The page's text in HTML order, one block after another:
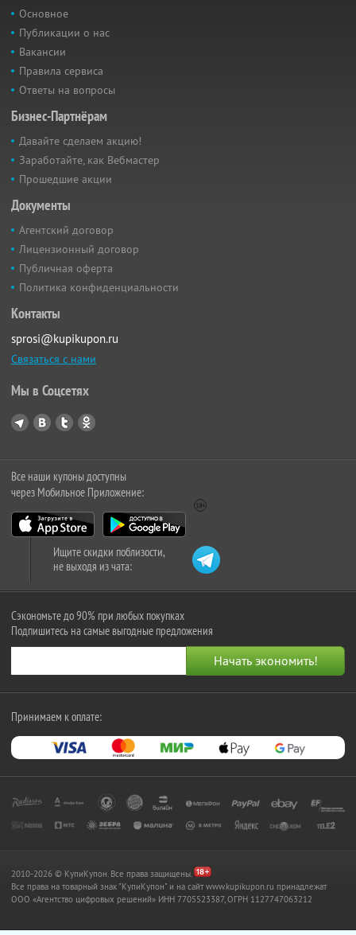
Основное
Публикации о нас
Вакансии
Правила сервиса
Ответы на вопросы
Бизнес-Партнёрам
Давайте сделаем акцию!
Заработайте, как Вебмастер
Прошедшие акции
Документы
Агентский договор
Лицензионный договор
Публичная оферта
Политика конфиденциальности
Контакты
sprosi@kupikupon.ru
Связаться с нами
Мы в Соцсетях
Все наши купоны доступны
через Мобильное Приложение:
Ищите скидки поблизости,
не выходя из чата:
Сэкономьте до 90% при любых покупках
Подпишитесь на самые выгодные предложения
Принимаем к оплате:
2010-2026 © КупиКупон. Все права защищены.
Все права на товарный знак "КупиКупон" и на сайт www.kupikupon.ru принадлежат
OOO «Агентство цифровых решений» ИНН 7705523387, ОГРН 1127747063212